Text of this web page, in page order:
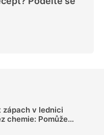
v lednici
chemie: Pomůže